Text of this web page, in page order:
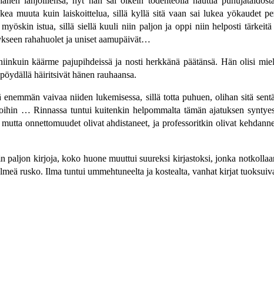
muuta kuin laiskoittelua, sillä kyllä sitä vaan sai lukea yökaudet
istua, sillä siellä kuuli niin paljon ja oppi niin helposti
rahahuolet ja uniset aamupäivät…
käärme pajupihdeissä ja nosti herkkänä päätänsä. Hän olisi
häiritsivät hänen rauhaansa.
vaivaa niiden lukemisessa, sillä totta puhuen, olihan sitä
… Rinnassa tuntui kuitenkin helpommalta tämän ajatuksen
onnettomuudet olivat ahdistaneet, ja professoritkin olivat
paljon kirjoja, koko huone muuttui suureksi kirjastoksi, jonka
rusko. Ilma tuntui ummehtuneelta ja kostealta, vanhat kirjat